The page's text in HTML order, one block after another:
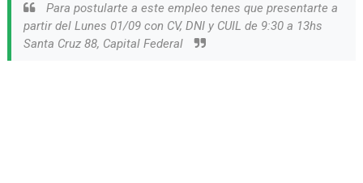
Para postularte a este empleo tenes que presentarte a
partir del Lunes 01/09 con CV, DNI y CUIL de 9:30 a 13hs
Santa Cruz 88, Capital Federal